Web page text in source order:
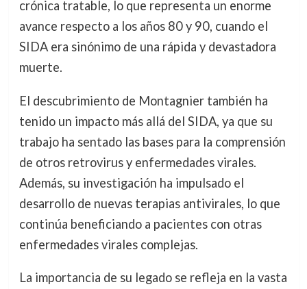
crónica tratable, lo que representa un enorme
avance respecto a los años 80 y 90, cuando el
SIDA era sinónimo de una rápida y devastadora
muerte.
El descubrimiento de Montagnier también ha
tenido un impacto más allá del SIDA, ya que su
trabajo ha sentado las bases para la comprensión
de otros retrovirus y enfermedades virales.
Además, su investigación ha impulsado el
desarrollo de nuevas terapias antivirales, lo que
continúa beneficiando a pacientes con otras
enfermedades virales complejas.
La importancia de su legado se refleja en la vasta